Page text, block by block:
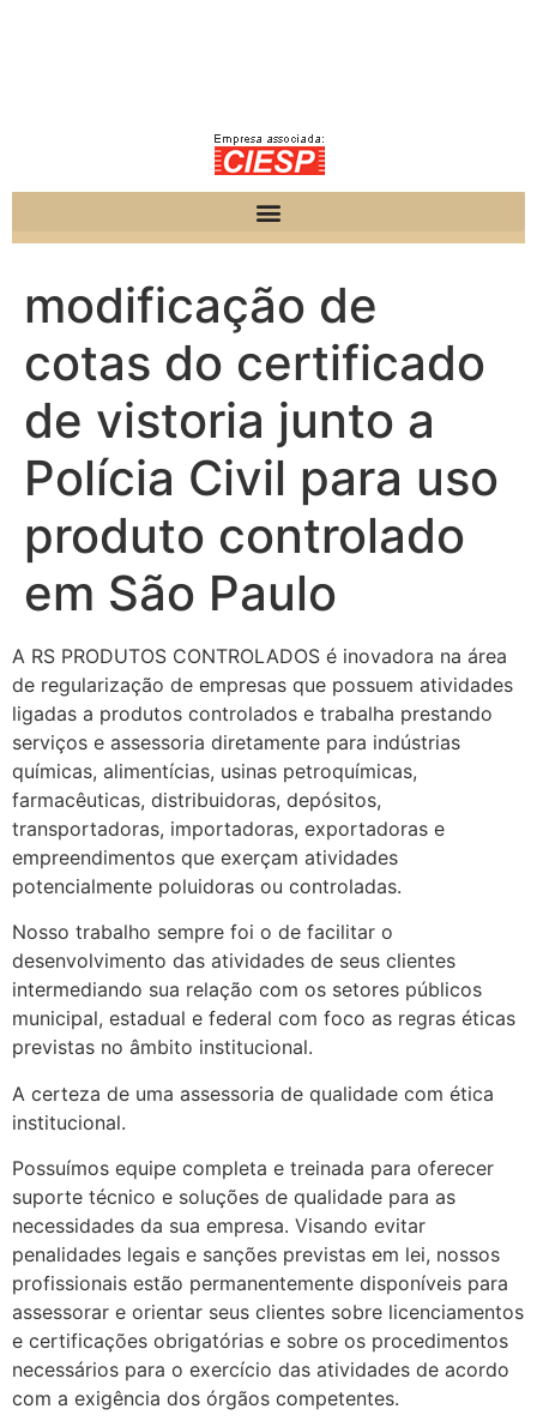
modificação de
cotas do certificado
de vistoria junto a
Polícia Civil para uso
produto controlado
em São Paulo
A RS PRODUTOS CONTROLADOS é inovadora na área
de regularização de empresas que possuem atividades
ligadas a produtos controlados e trabalha prestando
serviços e assessoria diretamente para indústrias
químicas, alimentícias, usinas petroquímicas,
farmacêuticas, distribuidoras, depósitos,
transportadoras, importadoras, exportadoras e
empreendimentos que exerçam atividades
potencialmente poluidoras ou controladas.
Nosso trabalho sempre foi o de facilitar o
desenvolvimento das atividades de seus clientes
intermediando sua relação com os setores públicos
municipal, estadual e federal com foco as regras éticas
previstas no âmbito institucional.
A certeza de uma assessoria de qualidade com ética
institucional.
Possuímos equipe completa e treinada para oferecer
suporte técnico e soluções de qualidade para as
necessidades da sua empresa. Visando evitar
penalidades legais e sanções previstas em lei, nossos
profissionais estão permanentemente disponíveis para
assessorar e orientar seus clientes sobre licenciamentos
e certificações obrigatórias e sobre os procedimentos
necessários para o exercício das atividades de acordo
com a exigência dos órgãos competentes.